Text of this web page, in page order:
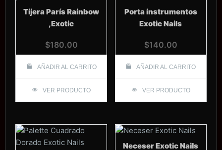
Tijera París Rainbow
,Exotic
$180.00
AÑADIR AL CARRITO
VER PRODUCTO
Porta instrumentos
Exotic Nails
$140.00
AÑADIR AL CARRITO
VER PRODUCTO
Neceser Exotic Nails